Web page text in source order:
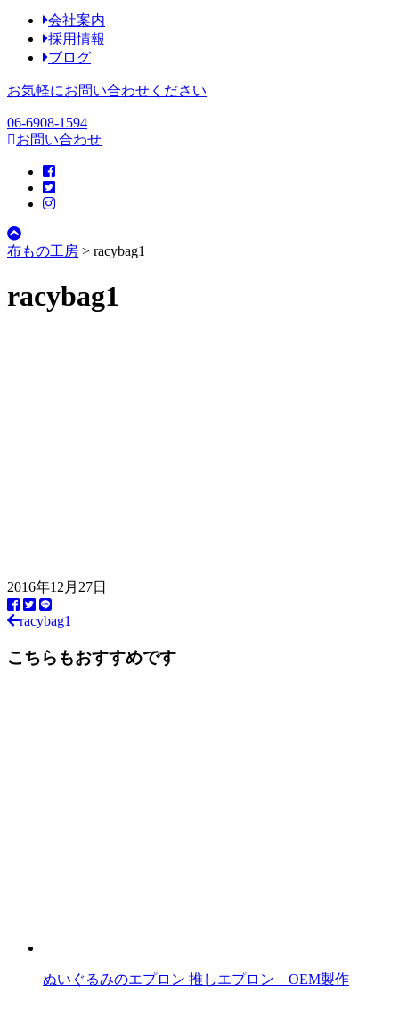
会社案内
採用情報
ブログ
お気軽にお問い合わせください
06-6908-1594
お問い合わせ
布もの工房 > racybag1
racybag1
2016年12月27日
前
後
racybag1
こちらもおすすめです
ぬいぐるみのエプロン 推しエプロン OEM製作